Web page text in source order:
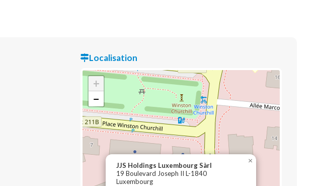
Localisation
JJS Holdings Luxembourg Sàrl
19 Boulevard Joseph II L-1840
Luxembourg
×
+
−